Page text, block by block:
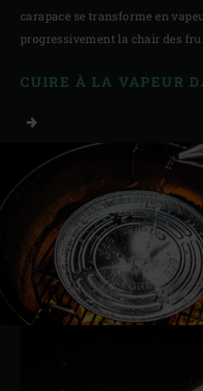
carapace se transforme en
progressivement la chair des
CUIRE À LA VAPEUR